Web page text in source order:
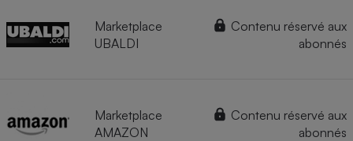
Marketplace
UBALDI
Contenu réservé aux
abonnés
Marketplace
AMAZON
Contenu réservé aux
abonnés